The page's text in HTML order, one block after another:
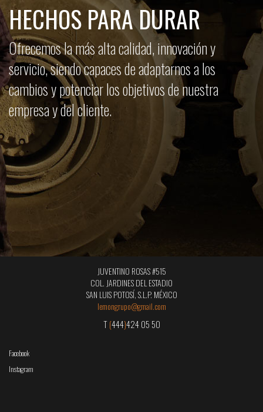
HECHOS PARA DURAR
Ofrecemos la más alta calidad, innovación y
servicio, siendo capaces de adaptarnos a los
cambios y potenciar los objetivos de nuestra
empresa y del cliente.
JUVENTINO ROSAS #515
COL. JARDINES DEL ESTADIO
SAN LUIS POTOSÍ, S.L.P. MÉXICO
lemongrupo@gmail.com
T(444)424 05 50
Facebook
Instagram